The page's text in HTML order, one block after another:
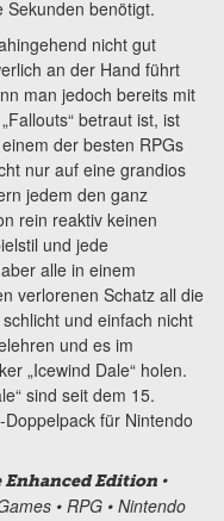
Sekunden benötigt.
nicht gut
an der Hand führt
man jedoch bereits mit
betraut ist, ist
der besten RPGs
nur auf eine grandios
jedem den ganz
rein reaktiv keinen
und jede
alle in einem
verlorenen Schatz all die
und einfach nicht
und es im
„Icewind Dale“ holen.
sind seit dem 15.
für Nintendo
Edition •
• RPG • Nintendo